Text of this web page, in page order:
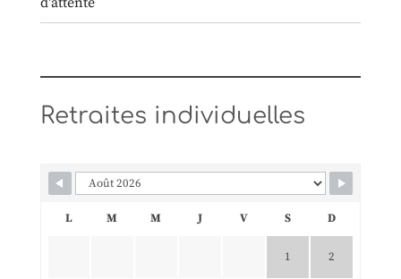
Retraites individuelles
L M M J V S D
1 2